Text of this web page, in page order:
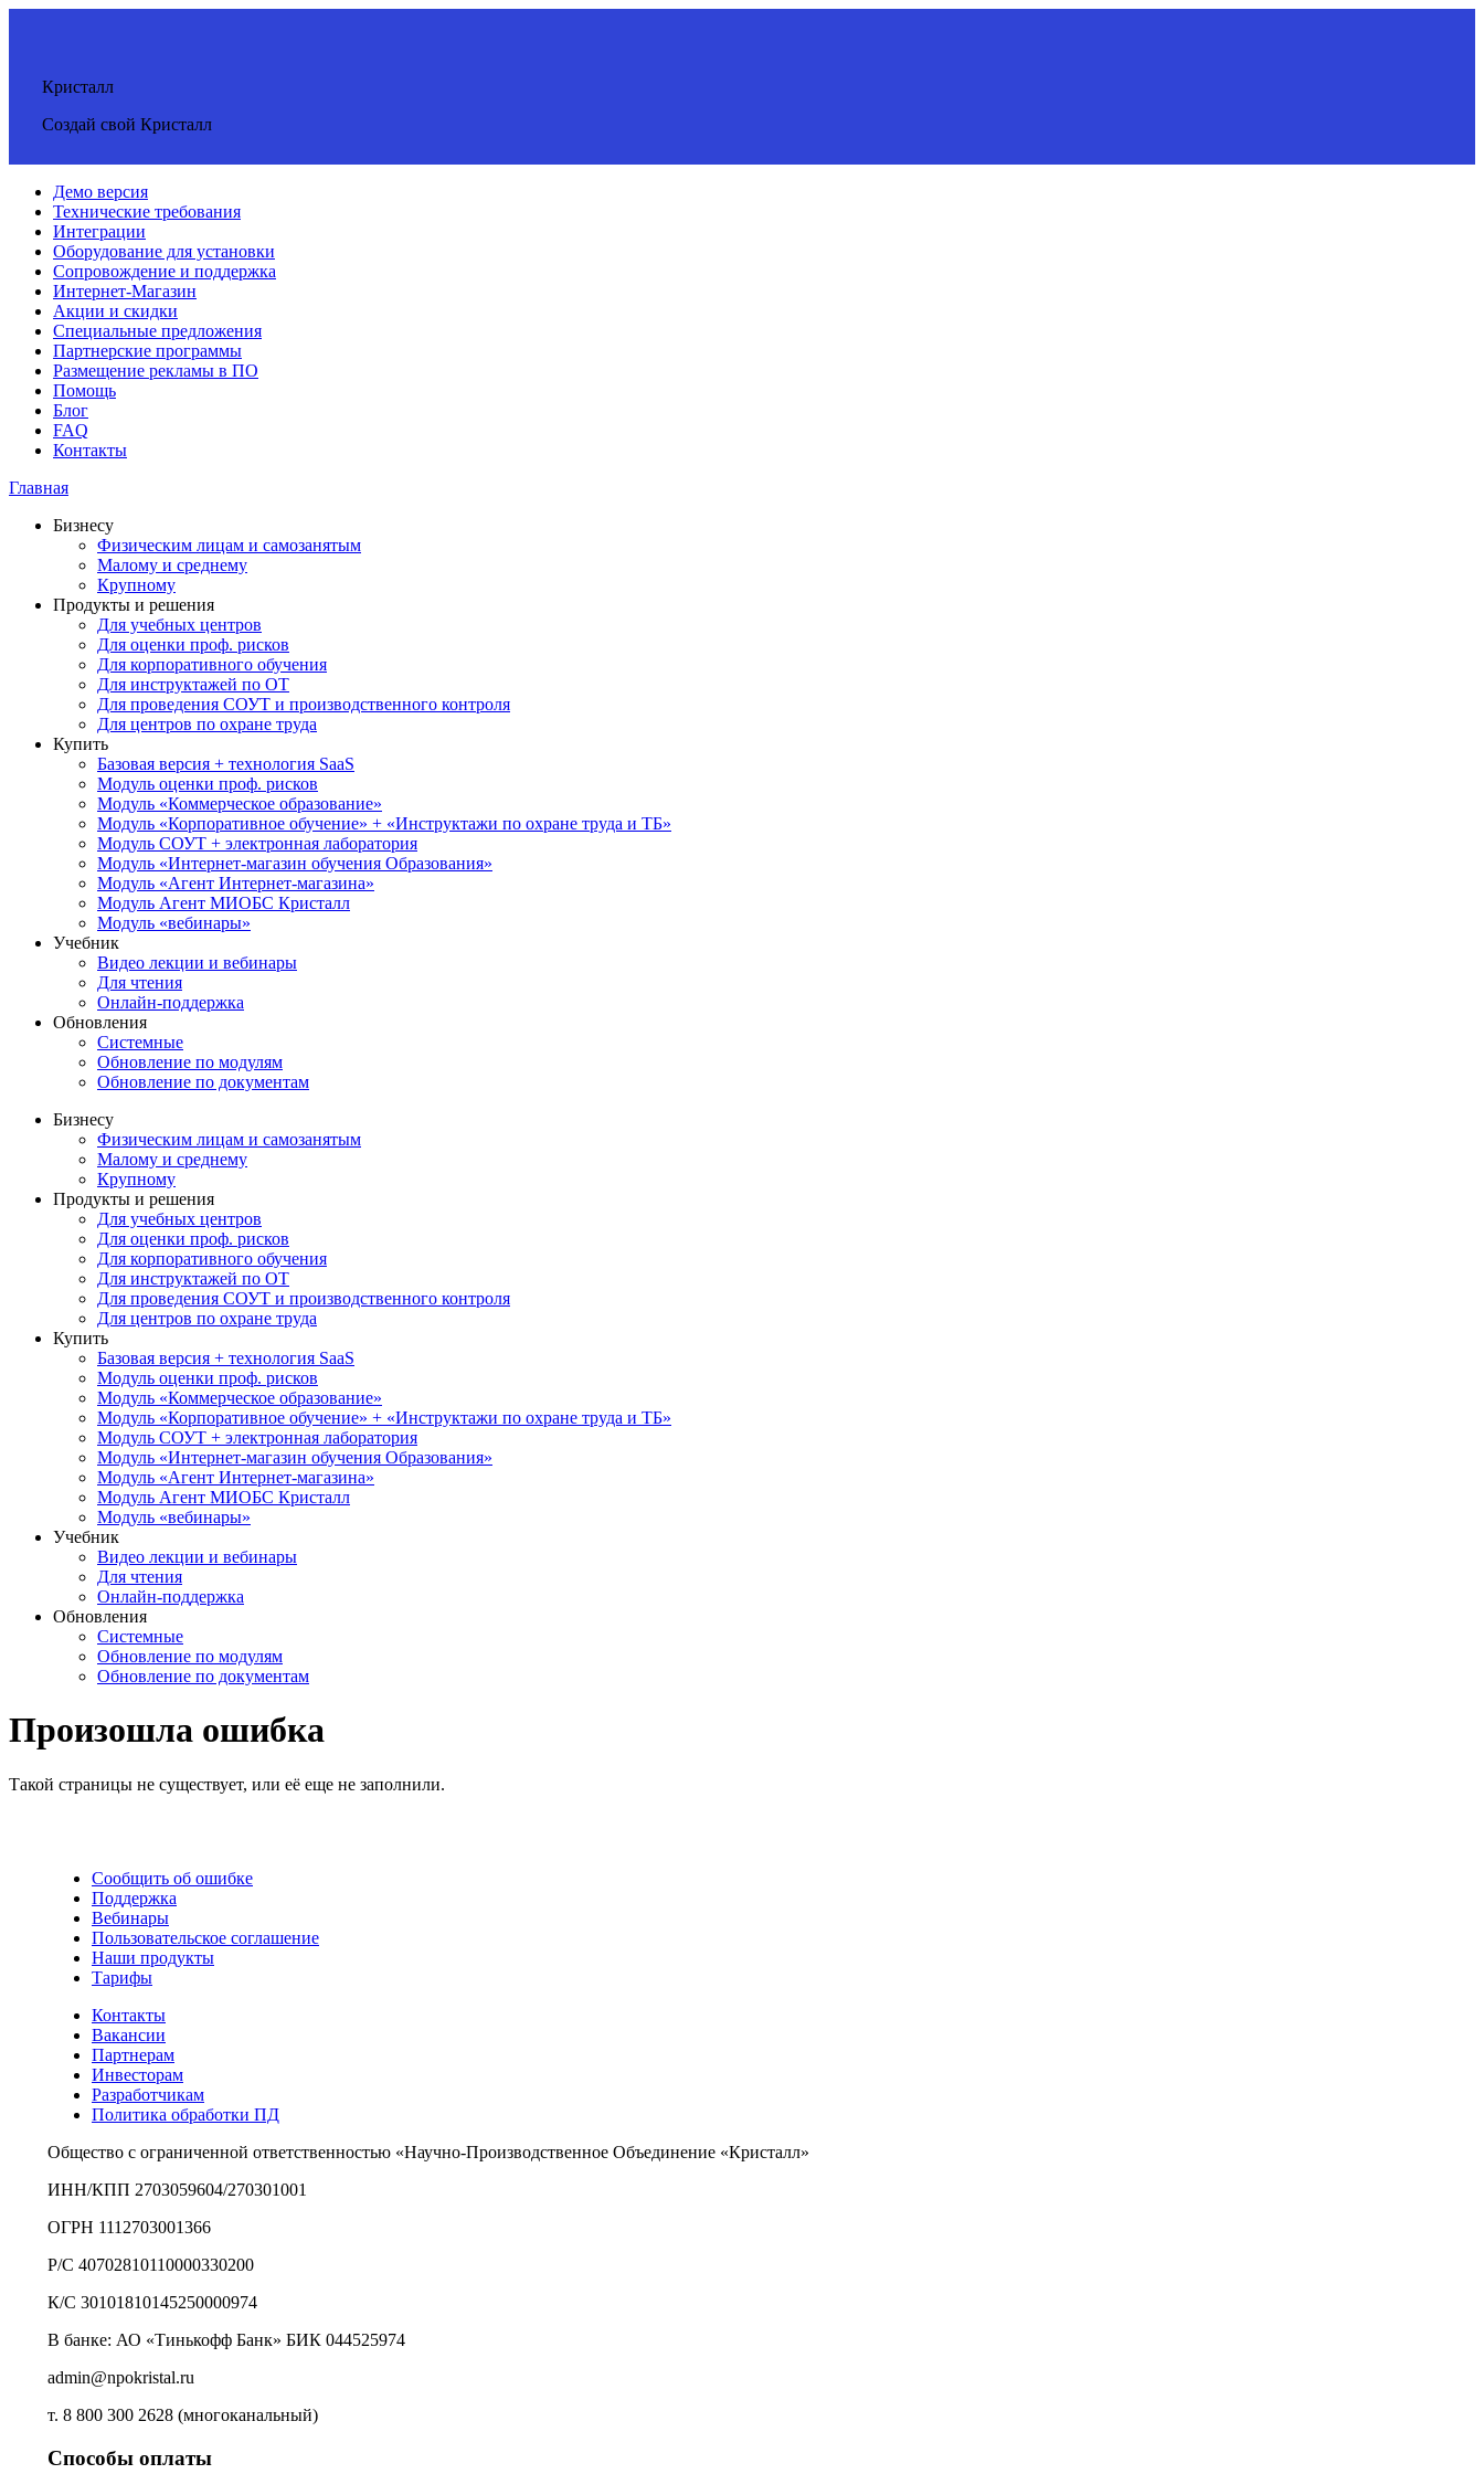
Кристалл
Создай свой Кристалл
Демо версия
Технические требования
Интеграции
Оборудование для установки
Сопровождение и поддержка
Интернет-Магазин
Акции и скидки
Специальные предложения
Партнерские программы
Размещение рекламы в ПО
Помощь
Блог
FAQ
Контакты
Главная
Бизнесу
Физическим лицам и самозанятым
Малому и среднему
Крупному
Продукты и решения
Для учебных центров
Для оценки проф. рисков
Для корпоративного обучения
Для инструктажей по ОТ
Для проведения СОУТ и производственного контроля
Для центров по охране труда
Купить
Базовая версия + технология SaaS
Модуль оценки проф. рисков
Модуль «Коммерческое образование»
Модуль «Корпоративное обучение» + «Инструктажи по охране труда и ТБ»
Модуль СОУТ + электронная лаборатория
Модуль «Интернет-магазин обучения Образования»
Модуль «Агент Интернет-магазина»
Модуль Агент МИОБС Кристалл
Модуль «вебинары»
Учебник
Видео лекции и вебинары
Для чтения
Онлайн-поддержка
Обновления
Системные
Обновление по модулям
Обновление по документам
Бизнесу
Физическим лицам и самозанятым
Малому и среднему
Крупному
Продукты и решения
Для учебных центров
Для оценки проф. рисков
Для корпоративного обучения
Для инструктажей по ОТ
Для проведения СОУТ и производственного контроля
Для центров по охране труда
Купить
Базовая версия + технология SaaS
Модуль оценки проф. рисков
Модуль «Коммерческое образование»
Модуль «Корпоративное обучение» + «Инструктажи по охране труда и ТБ»
Модуль СОУТ + электронная лаборатория
Модуль «Интернет-магазин обучения Образования»
Модуль «Агент Интернет-магазина»
Модуль Агент МИОБС Кристалл
Модуль «вебинары»
Учебник
Видео лекции и вебинары
Для чтения
Онлайн-поддержка
Обновления
Системные
Обновление по модулям
Обновление по документам
Произошла ошибка
Такой страницы не существует, или её еще не заполнили.
Сообщить об ошибке
Поддержка
Вебинары
Пользовательское соглашение
Наши продукты
Тарифы
Контакты
Вакансии
Партнерам
Инвесторам
Разработчикам
Политика обработки ПД
Общество с ограниченной ответственностью «Научно-Производственное Объединение «Кристалл»
ИНН/КПП 2703059604/270301001
ОГРН 1112703001366
Р/С 40702810110000330200
К/С 30101810145250000974
В банке: АО «Тинькофф Банк» БИК 044525974
admin@npokristal.ru
т. 8 800 300 2628 (многоканальный)
Способы оплаты